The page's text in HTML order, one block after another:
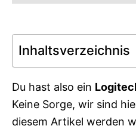
Inhaltsverzeichnis
Du hast also ein
Keine Sorge, wir sind
diesem Artikel werden